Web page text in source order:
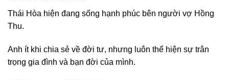
Thái Hòa hiện đang sống hạnh phúc bên người vợ Hồng
Thu.
Anh ít khi chia sẻ về đời tư, nhưng luôn thể hiện sự trân
trọng gia đình và bạn đời của mình.